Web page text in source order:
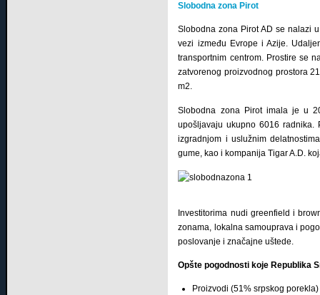
Slobodna zona Pirot
Slobodna zona Pirot AD se nalazi
vezi između Evrope i Azije.
transportnim centrom. Prostire se
zatvorenog proizvodnog prostora
m2.
Slobodna zona Pirot imala je u
upošljavaju ukupno 6016
izgradnjom i uslužnim
gume, kao i kompanija Tigar A.D.
Investitorima nudi greenfield i
zonama, lokalna samouprava i
poslovanje i značajne uštede.
Opšte pogodnosti koje Republika
Prоizvоdi (51% srpskоg